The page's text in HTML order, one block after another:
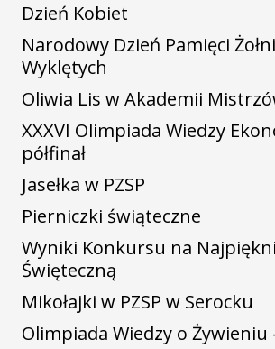
Dzień Kobiet
Narodowy Dzień Pamięci
Wyklętych
Oliwia Lis w Akademii
XXXVI Olimpiada Wiedzy
półfinał
Jasełka w PZSP
Pierniczki świąteczne
Wyniki Konkursu na
Święteczną
Mikołajki w PZSP w Serocku
Olimpiada Wiedzy o Żywieniu